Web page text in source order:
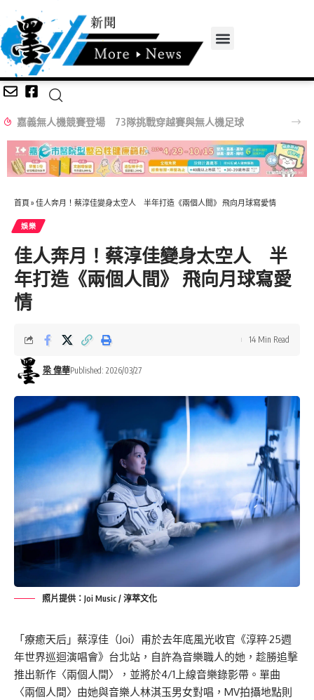
嘉義無人機競賽登場 73隊挑戰穿越賽與無人機足球
首頁 » 佳人奔月！蔡淳佳變身太空人 半年打造《兩個人間》 飛向月球寫愛情
娛樂
佳人奔月！蔡淳佳變身太空人 半
年打造《兩個人間》 飛向月球寫愛
情
梁 偉華Published: 2026/03/27
14 Min Read
照片提供：Joi Music / 淳萃文化
「療癒天后」蔡淳佳（Joi）甫於去年底風光收官《淳粹·25週
年世界巡迴演唱會》台北站，自許為音樂職人的她，趁勝追擊
推出新作〈兩個人間〉，並將於4/1上線音樂錄影帶。單曲
〈兩個人間〉由她與音樂人林淇玉男女對唱，MV拍攝地點則